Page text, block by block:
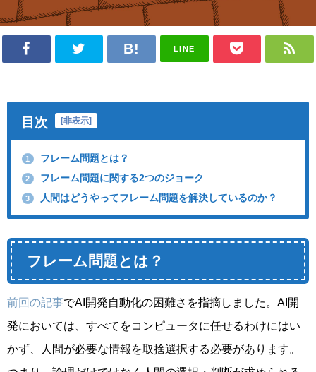
LINE
目次 非表示
1 フレーム問題とは？
2 フレーム問題に関する2つのジョーク
3 人間はどうやってフレーム問題を解決しているのか？
フレーム問題とは？
前回の記事でAI開発自動化の困難さを指摘しました。AI開
発においては、すべてをコンピュータに任せるわけにはい
かず、人間が必要な情報を取捨選択する必要があります。